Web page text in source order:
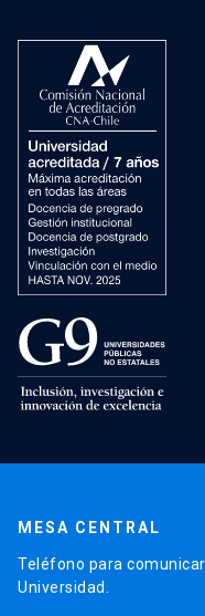
MESA CENTRAL
Teléfono para
Universidad.